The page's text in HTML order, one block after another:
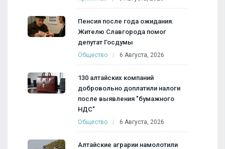
Пенсия после года ожидания.
Жителю Славгорода помог
депутат Госдумы
Общество 6 Августа, 2026
130 алтайских компаний
добровольно доплатили налоги
после выявления "бумажного
НДС"
Общество 6 Августа, 2026
Алтайские аграрии намолотили